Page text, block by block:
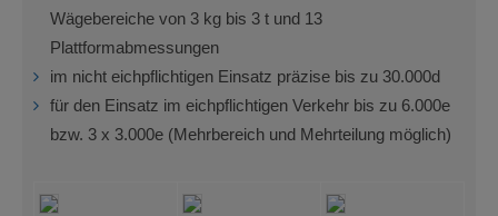
Wägebereiche von 3 kg bis 3 t und 13
Plattformabmessungen
im nicht eichpflichtigen Einsatz präzise bis zu 30.000d
für den Einsatz im eichpflichtigen Verkehr bis zu 6.000e
bzw. 3 x 3.000e (Mehrbereich und Mehrteilung möglich)